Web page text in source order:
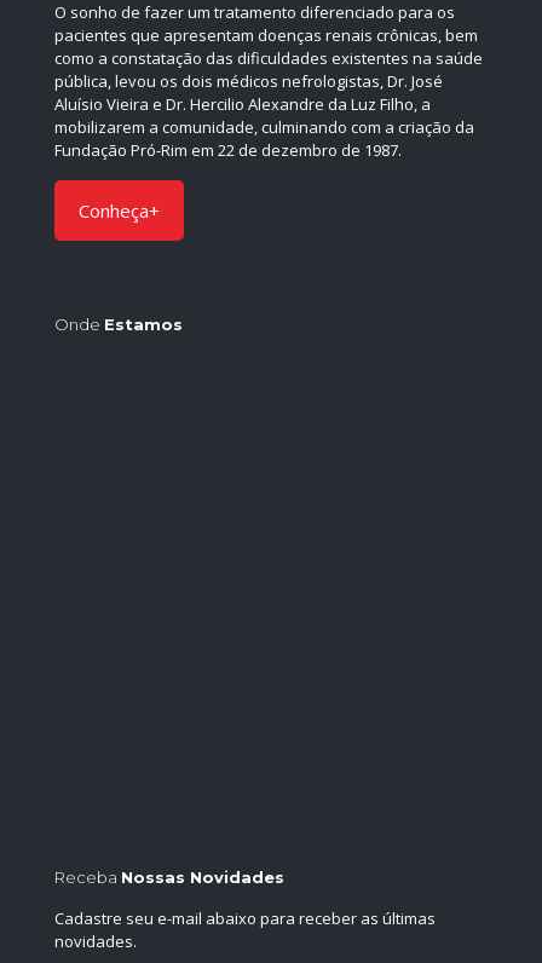
O sonho de fazer um tratamento diferenciado para os
pacientes que apresentam doenças renais crônicas, bem
como a constatação das dificuldades existentes na saúde
pública, levou os dois médicos nefrologistas, Dr. José
Aluísio Vieira e Dr. Hercilio Alexandre da Luz Filho, a
mobilizarem a comunidade, culminando com a criação da
Fundação Pró-Rim em 22 de dezembro de 1987.
Conheça+
Onde Estamos
Receba Nossas Novidades
Cadastre seu e-mail abaixo para receber as últimas
novidades.